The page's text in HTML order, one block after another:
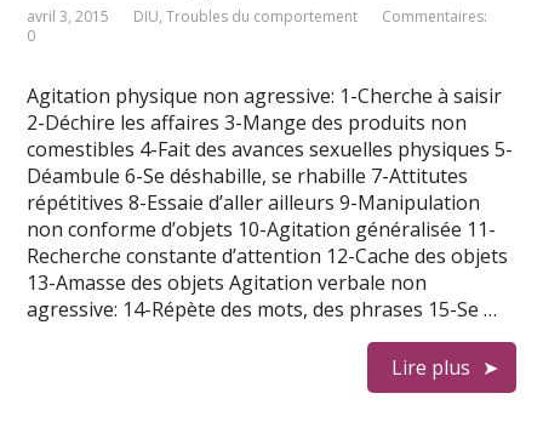
avril 3, 2015 DIU,Troubles du comportement
Commentaires:
0
Agitation physique non agressive: 1-Cherche à saisir
2-Déchire les affaires 3-Mange des produits non
comestibles 4-Fait des avances sexuelles physiques 5-
Déambule 6-Se déshabille, se rhabille 7-Attitutes
répétitives 8-Essaie d’aller ailleurs 9-Manipulation
non conforme d’objets 10-Agitation généralisée 11-
Recherche constante d’attention 12-Cache des objets
13-Amasse des objets Agitation verbale non
agressive: 14-Répète des mots, des phrases 15-Se …
Lire plus